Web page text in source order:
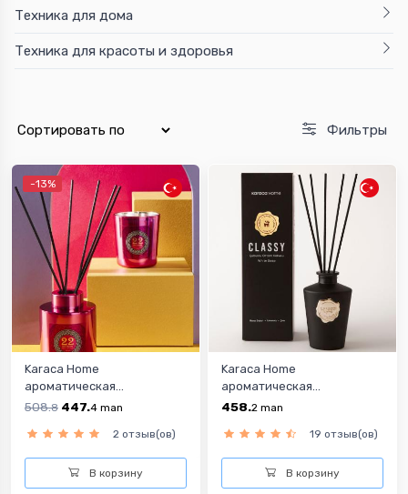
Техника для дома
Техника для красоты и здоровья
Фильтры
-13%
Karaca Home
ароматическая...
508.8 447.4 man
2 отзыв(ов)
В корзину
Karaca Home
ароматическая...
458.2 man
19 отзыв(ов)
В корзину